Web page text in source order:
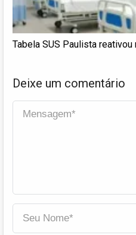
Tabela SUS Paulista
Deixe um comentário